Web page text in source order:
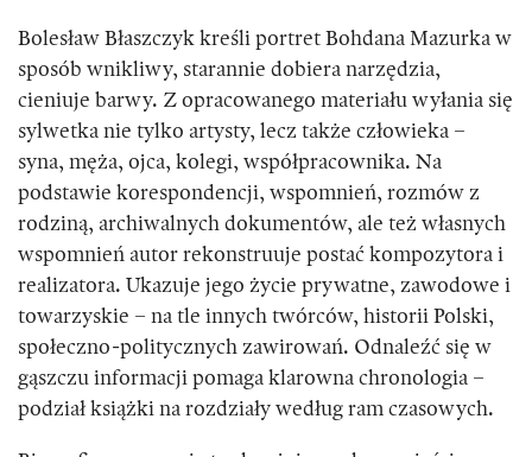
Bolesław Błaszczyk kreśli portret Bohdana Mazurka w
sposób wnikliwy, starannie dobiera narzędzia,
cieniuje barwy. Z opracowanego materiału wyłania się
sylwetka nie tylko artysty, lecz także człowieka –
syna, męża, ojca, kolegi, współpracownika. Na
podstawie korespondencji, wspomnień, rozmów z
rodziną, archiwalnych dokumentów, ale też własnych
wspomnień autor rekonstruuje postać kompozytora i
realizatora. Ukazuje jego życie prywatne, zawodowe i
towarzyskie – na tle innych twórców, historii Polski,
społeczno-politycznych zawirowań. Odnaleźć się w
gąszczu informacji pomaga klarowna chronologia –
podział książki na rozdziały według ram czasowych.